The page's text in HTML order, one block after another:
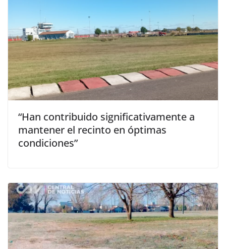
“Han contribuido significativamente a
mantener el recinto en óptimas
condiciones”